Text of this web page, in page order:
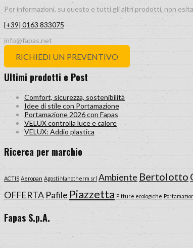
Per informazioni, su questo e tutti gli altri prodotti, non
[+39] 0163 833075
info@fapas.net
RICHIEDI UN PREVENTIVO
Ultimi prodotti e Post
Comfort, sicurezza, sostenibilità
Idee di stile con Portamazione
Portamazione 2026 con Fapas
VELUX controlla luce e calore
VELUX: Addio plastica
Ricerca per marchio
ACTIS Aeropan Agosti Nanotherm srl Ambiente Bertolotto
OFFERTA Pafile Piazzetta Pitture ecologiche
Fapas S.p.A.